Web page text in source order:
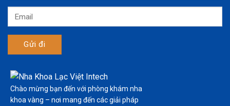
Chào mừng bạn đến với phòng khám nha
khoa vàng – nơi mang đến các giải pháp